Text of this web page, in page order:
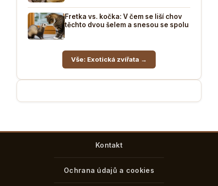
Fretka vs. kočka: V čem se liší chov
těchto dvou šelem a snesou se spolu
Vše: Exotická zvířata →
Kontakt
Ochrana údajů a cookies